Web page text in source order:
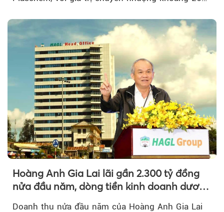
Hoàng Anh Gia Lai lãi gần 2.300 tỷ đồng
nửa đầu năm, dòng tiền kinh doanh dương
Doanh thu nửa đầu năm của Hoàng Anh Gia Lai